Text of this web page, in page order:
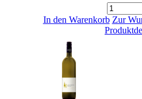
In den Warenkorb Zur